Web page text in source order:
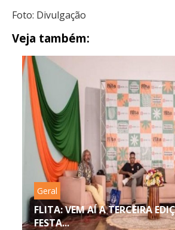
Foto: Divulgação
Veja também:
Geral
FLITA: VEM AÍ A TERCEIRA
FESTA...